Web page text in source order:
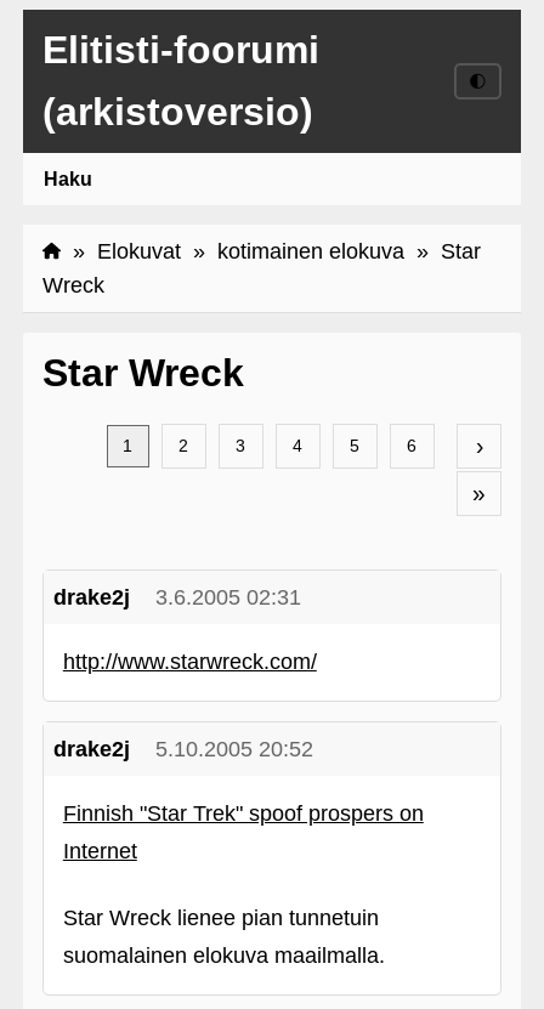
Elitisti-foorumi
(arkistoversio)
🌓
Haku
» Elokuvat» kotimainen elokuva» Star
Wreck
Star Wreck
›
»
1 2 3 4 5 6
drake2j 3.6.2005 02:31
http://www.starwreck.com/
drake2j 5.10.2005 20:52
Finnish "Star Trek" spoof prospers on
Internet
Star Wreck lienee pian tunnetuin
suomalainen elokuva maailmalla.